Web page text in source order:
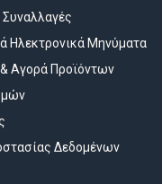
Ηλεκτρονικά Μηνύματα
Αγορά Προϊόντων
Δεδομένων